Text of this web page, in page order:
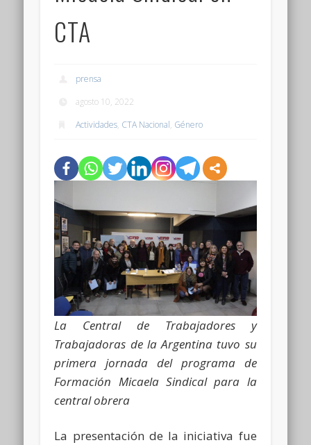
CTA
prensa
agosto 10, 2022
Actividades, CTA Nacional, Género
La Central de Trabajadores y
Trabajadoras de la Argentina tuvo su
primera jornada del programa de
Formación Micaela Sindical para la
central obrera
La presentación de la iniciativa fue